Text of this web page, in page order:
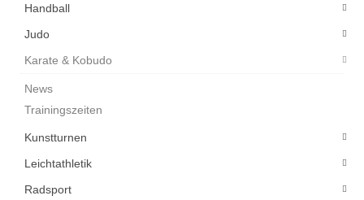
Handball
Judo
Karate & Kobudo
News
Trainingszeiten
Kunstturnen
Leichtathletik
Radsport